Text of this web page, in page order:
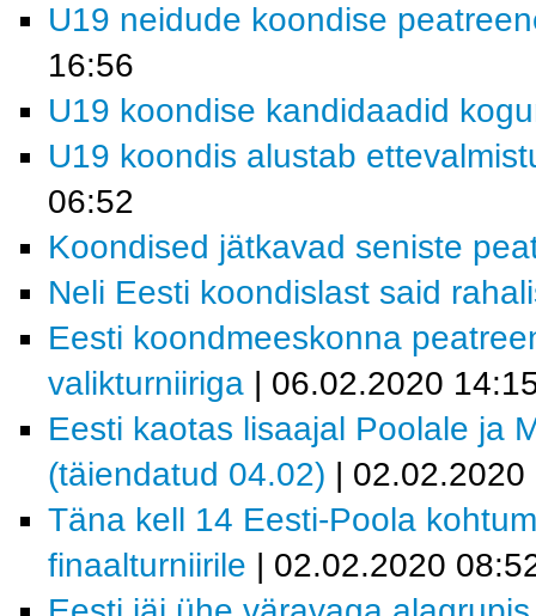
U19 neidude koondise
16:56
U19 koondise kandidaadid
U19 koondis alustab
06:52
Koondised jätkavad seniste
Neli Eesti koondislast said
Eesti koondmeeskonna
valikturniiriga | 06.02.2020
Eesti kaotas lisaajal Poolale ja
(täiendatud 04.02) | 02.02.2020
Täna kell 14 Eesti-Poola
finaalturniirile | 02.02.2020